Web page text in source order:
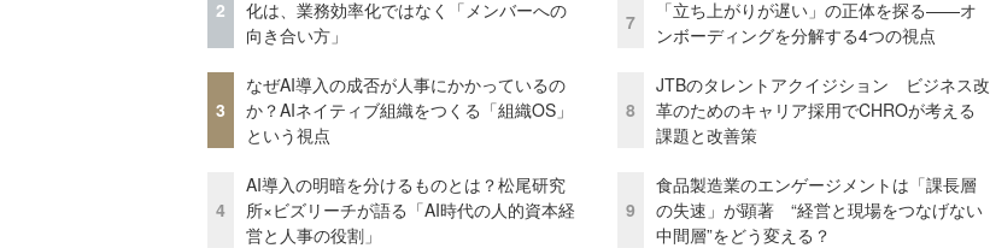
2
化は、業務効率化ではなく「メンバーへの
向き合い方」
3
なぜAI導入の成否が人事にかかっているの
か？AIネイティブ組織をつくる「組織OS」
という視点
4
AI導入の明暗を分けるものとは？松尾研究
所×ビズリーチが語る「AI時代の人的資本経
営と人事の役割」
7
「立ち上がりが遅い」の正体を探る——オ
ンボーディングを分解する4つの視点
8
JTBのタレントアクイジション ビジネス改
革のためのキャリア採用でCHROが考える
課題と改善策
9
食品製造業のエンゲージメントは「課長層
の失速」が顕著 “経営と現場をつなげない
中間層”をどう変える？